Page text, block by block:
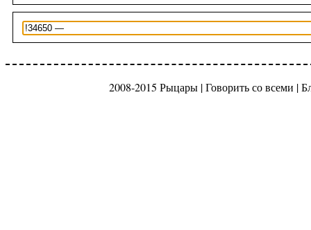
2008-2015 Рыцары |Говорить со всеми |